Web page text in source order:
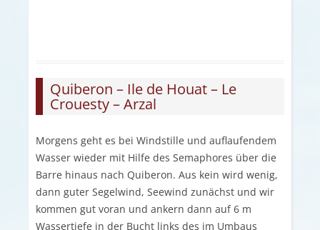
Quiberon – Ile de Houat – Le
Crouesty – Arzal
Morgens geht es bei Windstille und auflaufendem
Wasser wieder mit Hilfe des Semaphores über die
Barre hinaus nach Quiberon. Aus kein wird wenig,
dann guter Segelwind, Seewind zunächst und wir
kommen gut voran und ankern dann auf 6 m
Wassertiefe in der Bucht links des im Umbaus